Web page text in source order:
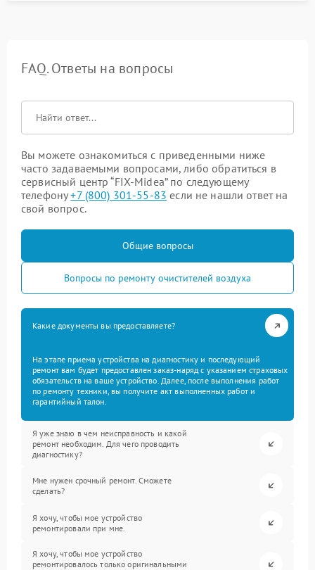
FAQ. Ответы на вопросы
Вы можете ознакомиться с приведенными ниже
часто задаваемыми вопросами, либо обратиться в
сервисный центр “FIX-Midea” по следующему
телефону+7 (800) 301-55-83 если не нашли ответ на
свой вопрос.
Общие вопросы
Вопросы по ремонту очистителей воздуха
Какие документы вы предоставляете?
На этапе приема устройства на диагностику и последующий
ремонт вам будет предоставлен заказ-наряд с указанием страховых
обязательств на ваше устройство. Далее, после выполнения работ
по ремонту техники, вы получите акт выполненных работ и
гарантийный талон.
Я уже знаю в чем неисправность и какой
ремонт необходим. Для чего проводить
диагностику?
Мне нужен срочный ремонт. Сможете
сделать?
Я хочу, чтобы мое устройство
ремонтировали при мне.
Я хочу, чтобы мое устройство
ремонтировалось только оригинальными